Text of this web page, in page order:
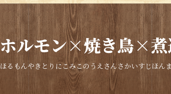
ホルモン×焼き鳥×煮
ほるもんやきとりにこみこのうえさんさかいすじほん